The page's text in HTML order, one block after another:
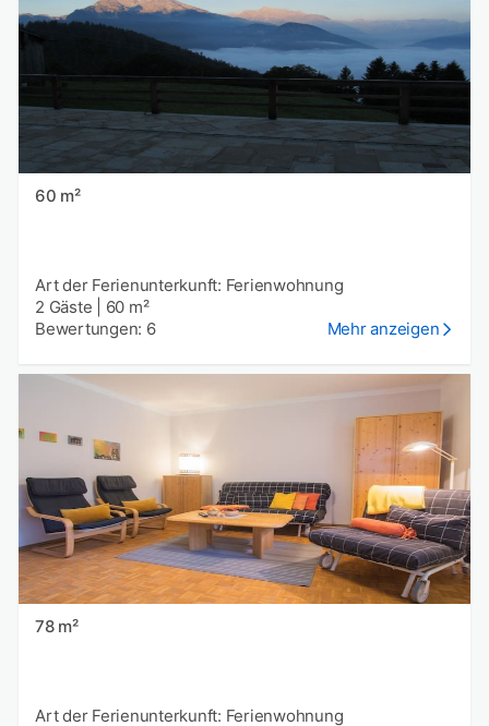
60 m²
Art der Ferienunterkunft: Ferienwohnung
2 Gäste
60 m²
Bewertungen: 6
Mehr anzeigen
78 m²
Art der Ferienunterkunft: Ferienwohnung